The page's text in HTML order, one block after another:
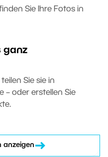
Sie Ihre Fotos in
ganz
Sie sie in
– oder erstellen Sie
anzeigen